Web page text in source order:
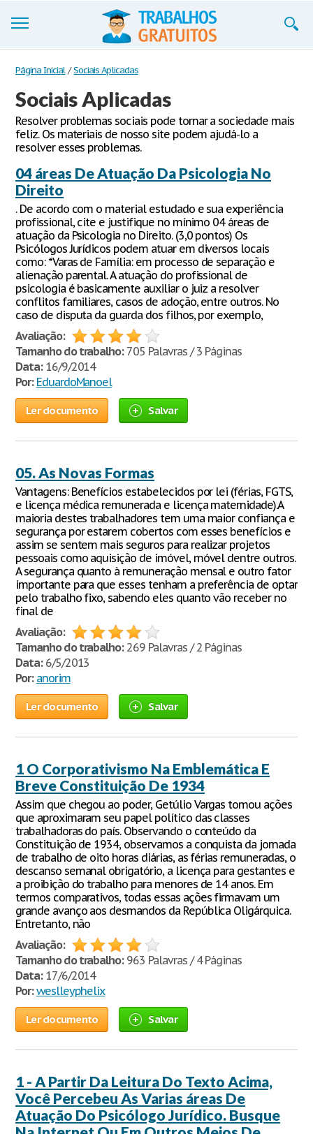
Trabalhos
Cadastre-se
Entre
Blog
Contate-nos
Página Inicial / Sociais Aplicadas
Sociais Aplicadas
Resolver problemas sociais pode tornar a sociedade mais
feliz. Os materiais de nosso site podem ajudá-lo a
resolver esses problemas.
04 áreas De Atuação Da Psicologia No
Direito
. De acordo com o material estudado e sua experiência
profissional, cite e justifique no mínimo 04 áreas de
atuação da Psicologia no Direito. (3,0 pontos) Os
Psicólogos Jurídicos podem atuar em diversos locais
como: *Varas de Família: em processo de separação e
alienação parental. A atuação do profissional de
psicologia é basicamente auxiliar o juiz a resolver
conflitos familiares, casos de adoção, entre outros. No
caso de disputa da guarda dos filhos, por exemplo,
Avaliação:
Tamanho do trabalho:705 Palavras / 3 Páginas
Data:16/9/2014
Por: EduardoManoel
Ler documento Salvar
05. As Novas Formas
Vantagens: Benefícios estabelecidos por lei (férias, FGTS,
e licença médica remunerada e licença maternidade).A
maioria destes trabalhadores tem uma maior confiança e
segurança por estarem cobertos com esses benefícios e
assim se sentem mais seguros para realizar projetos
pessoais como aquisição de imóvel, móvel dentre outros.
A segurança quanto à remuneração mensal e outro fator
importante para que esses tenham a preferência de optar
pelo trabalho fixo, sabendo eles quanto vão receber no
final de
Avaliação:
Tamanho do trabalho:269 Palavras / 2 Páginas
Data:6/5/2013
Por: anorim
Ler documento Salvar
1 O Corporativismo Na Emblemática E
Breve Constituição De 1934
Assim que chegou ao poder, Getúlio Vargas tomou ações
que aproximaram seu papel político das classes
trabalhadoras do país. Observando o conteúdo da
Constituição de 1934, observamos a conquista da jornada
de trabalho de oito horas diárias, as férias remuneradas, o
descanso semanal obrigatório, a licença para gestantes e
a proibição do trabalho para menores de 14 anos. Em
termos comparativos, todas essas ações firmavam um
grande avanço aos desmandos da República Oligárquica.
Entretanto, não
Avaliação:
Tamanho do trabalho:963 Palavras / 4 Páginas
Data:17/6/2014
Por: weslleyphelix
Ler documento Salvar
1 - A Partir Da Leitura Do Texto Acima,
Você Percebeu As Varias áreas De
Atuação Do Psicólogo Jurídico. Busque